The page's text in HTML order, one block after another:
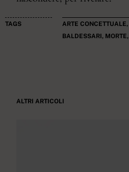
TAGS ARTE CONCETTUALE,
BALDESSARI, MORTE,
ALTRI ARTICOLI